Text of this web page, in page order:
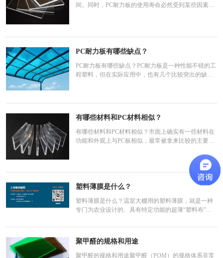
间。同时，PC耐力板的使用寿命必然受到某些因素的
要，这样可以更好地延长产品的
PC耐力板有哪些缺点？
PC耐力板有哪些缺点？PC耐力板是一种性能不错的工
程塑料，但在实际应用中，也有几个比较突出的缺点
尖锐物体的触碰（如公交站台广告牌上的划痕）就很
有哪些材料和PC材料相似？
有哪些材料和PC材料相似？市面上确实有一些材料在
功能和外观上与PC板相似，最常被拿来比较的主要是
特点 抗冲击性 (对比PC) 耐候/户外寿命 相对价格 (对
比PC)典型应用场景亚克力 (PMMA / 有机玻璃) 透光率
最高(≈92%)，表面硬度高，不易刮花，但较脆。 低
(约1/
塑料薄膜是什么？
塑料薄膜是什么？温室大棚用的塑料薄膜，就是一种
专门为农业设计的、具有特定功能的超薄“塑料布”。
求“量身定制”的。它到底是什么？你可以把它理解成
温室的“衣服”。它的主要成分是聚乙烯（PE）或聚氯
乙烯（PVC）等塑料树脂，但为了能用在农业上，在
生
聚甲醛的规格和用途
聚甲醛的规格和用途聚甲醛（POM）的规格体系非常